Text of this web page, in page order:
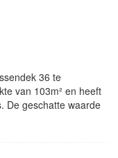
36 te
van 103m² en heeft
De geschatte waarde